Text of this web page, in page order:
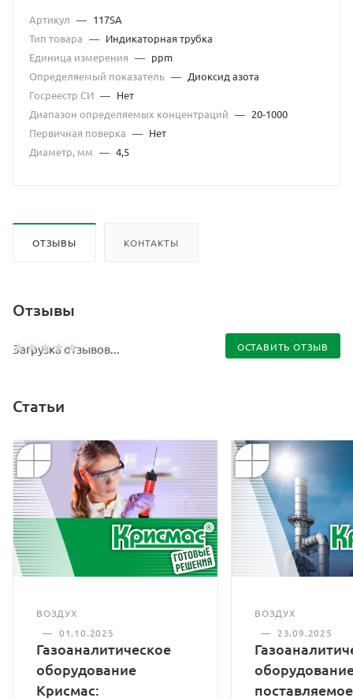
Артикул — 117SA
Тип товара — Индикаторная трубка
Единица измерения — ppm
Определяемый показатель — Диоксид азота
Госреестр СИ — Нет
Диапазон определяемых концентраций — 20-1000
Первичная поверка — Нет
Диаметр, мм — 4,5
ОТЗЫВЫ КОНТАКТЫ
Отзывы
ОСТАВИТЬ ОТЗЫВ
Загрузка отзывов...
Статьи
ВОЗДУХ
— 01.10.2025
Газоаналитическое
оборудование
Крисмас:
ВОЗДУХ
—
23.09.2025